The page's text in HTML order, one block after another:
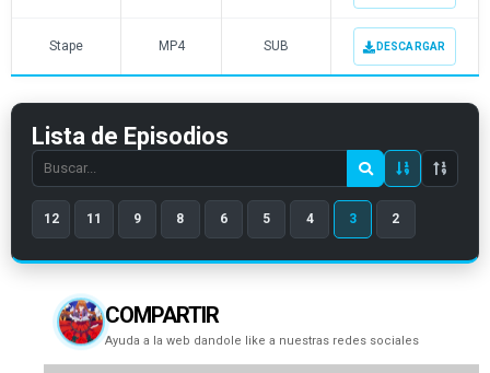
Stape MP4 SUB DESCARGAR
Lista de Episodios
Search
episode
number
12 11 9 8 6 5 4 3 2
COMPARTIR
Ayuda a la web dandole like a nuestras redes sociales